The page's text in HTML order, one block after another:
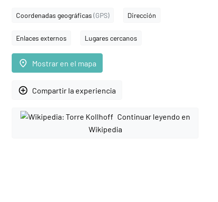
Coordenadas geográficas (GPS) Dirección
Enlaces externos Lugares cercanos
place Mostrar en el mapa
add_circle_outline Compartir la experiencia
Continuar leyendo en
Wikipedia